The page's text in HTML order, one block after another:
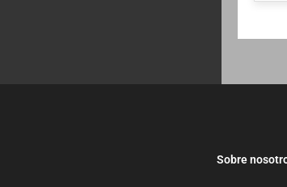
Sobre